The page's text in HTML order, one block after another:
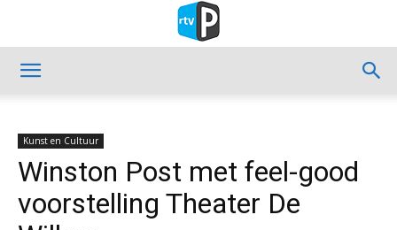
Kunst en Cultuur
Winston Post met feel-good
voorstelling Theater De